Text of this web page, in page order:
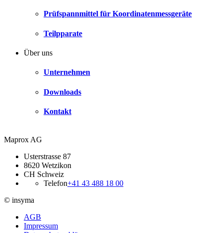
Prüfspannmittel für Koordinaten­messgeräte
Teilpparate
Über uns
Unternehmen
Downloads
Kontakt
Maprox AG
Usterstrasse 87
8620 Wetzikon
CH Schweiz
Telefon+41 43 488 18 00
© insyma
AGB
Impressum